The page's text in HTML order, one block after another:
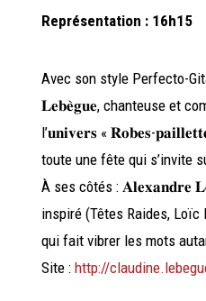
Représentation : 16h15
Avec son style Perfecto-
𝐋𝐞𝐛𝐞̀𝐠𝐮𝐞, chanteuse et
l’𝐮𝐧𝐢𝐯𝐞𝐫𝐬 « 𝐑𝐨𝐛𝐞𝐬-
toute une fête qui s’invite
À ses côtés : 𝐀𝐥𝐞𝐱𝐚𝐧𝐝𝐫𝐞
inspiré (Têtes Raides,
qui fait vibrer les mots
Site : http://